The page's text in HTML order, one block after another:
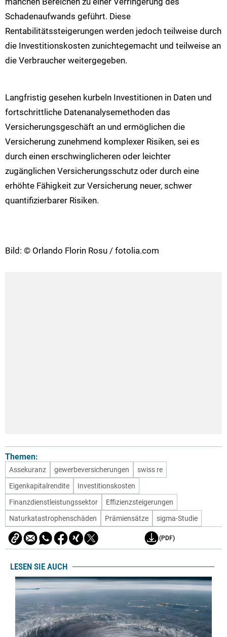
Schadenaufwands geführt. Diese
Rentabilitätssteigerungen werden jedoch teilweise durch
die Investitionskosten zunichtegemacht und teilweise an
die Verbraucher weitergegeben.
Langfristig gesehen kurbeln Investitionen in Daten und
fortschrittliche Datenanalysemethoden das
Versicherungsgeschäft an und ermöglichen die
Versicherung zunehmend komplexer Risiken, sei es
durch einen erschwinglicheren oder leichter
zugänglichen Versicherungsschutz oder durch eine
erhöhte Fähigkeit zur Versicherung neuer, schwer
quantifizierbarer Risiken.
Bild: © Orlando Florin Rosu / fotolia.com
Themen:
Assekuranz gewerbeversicherungen
swiss re
Eigenkapitalrendite
Investitionskosten
Finanzdienstleistungssektor
Effizienzsteigerungen
Naturkatastrophenschäden
Prämiensätze sigma-Studie
(PDF)
LESEN SIE AUCH